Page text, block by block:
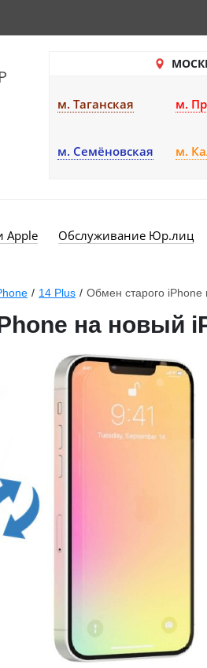
м. Таганская м.
м. Семёновская м.
Apple Обслуживание Юр.лиц
/ 14 Plus / Обмен старого iPhone
на новый